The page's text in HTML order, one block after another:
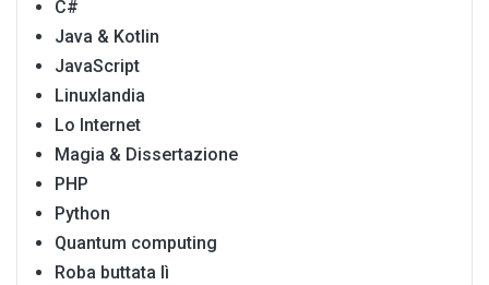
C#
Java & Kotlin
JavaScript
Linuxlandia
Lo Internet
Magia & Dissertazione
PHP
Python
Quantum computing
Roba buttata lì